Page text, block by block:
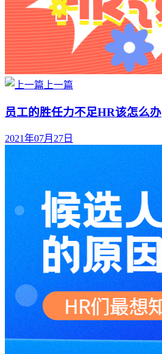
上一篇
员工的胜任力不足HR该怎么办
2021年07月27日